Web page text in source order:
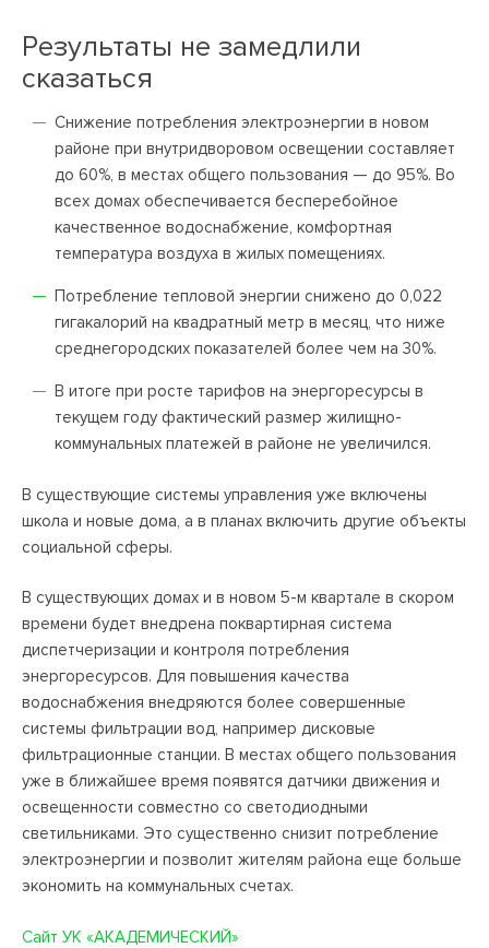
Результаты не замедлили
сказаться
Снижение потребления электроэнергии в новом
районе при внутридворовом освещении составляет
до 60%, в местах общего пользования — до 95%. Во
всех домах обеспечивается бесперебойное
качественное водоснабжение, комфортная
температура воздуха в жилых помещениях.
Потребление тепловой энергии снижено до 0,022
гигакалорий на квадратный метр в месяц, что ниже
среднегородских показателей более чем на 30%.
В итоге при росте тарифов на энергоресурсы в
текущем году фактический размер жилищно-
коммунальных платежей в районе не увеличился.
В существующие системы управления уже включены
школа и новые дома, а в планах включить другие объекты
социальной сферы.
В существующих домах и в новом 5-м квартале в скором
времени будет внедрена поквартирная система
диспетчеризации и контроля потребления
энергоресурсов. Для повышения качества
водоснабжения внедряются более совершенные
системы фильтрации вод, например дисковые
фильтрационные станции. В местах общего пользования
уже в ближайшее время появятся датчики движения и
освещенности совместно со светодиодными
светильниками. Это существенно снизит потребление
электроэнергии и позволит жителям района еще больше
экономить на коммунальных счетах.
Сайт УК «АКАДЕМИЧЕСКИЙ»